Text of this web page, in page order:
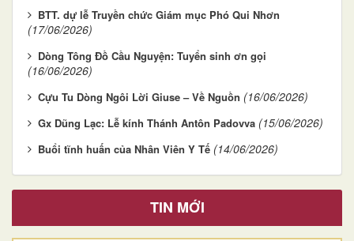
BTT. dự lễ Truyền chức Giám mục Phó Qui Nhơn
(17/06/2026)
Dòng Tông Đồ Cầu Nguyện: Tuyển sinh ơn gọi
(16/06/2026)
Cựu Tu Dòng Ngôi Lời Giuse – Về Nguồn (16/06/2026)
Gx Dũng Lạc: Lễ kính Thánh Antôn Padovva (15/06/2026)
Buổi tĩnh huấn của Nhân Viên Y Tế (14/06/2026)
TIN MỚI